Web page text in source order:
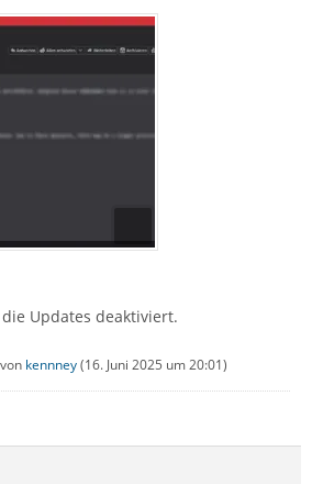
Updates deaktiviert.
kennney(16. Juni 2025 um 20:01)